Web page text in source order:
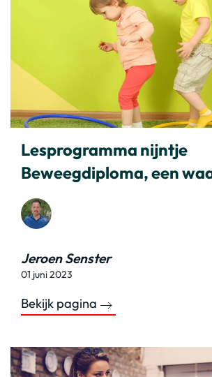
Lesprogramma nijntje
Beweegdiploma, een
Jeroen Senster
01 juni 2023
Bekijk pagina